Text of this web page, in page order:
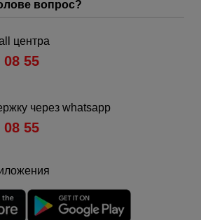
вопрос?
центра
08 55
через whatsapp
08 55